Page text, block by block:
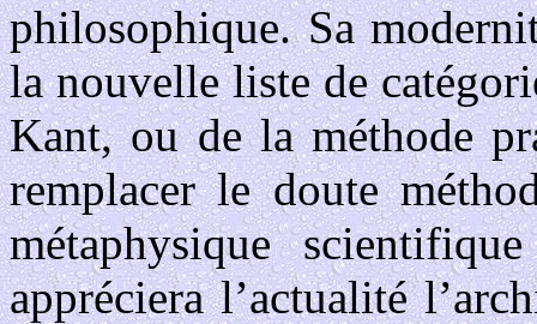
philosophique. Sa
la nouvelle liste de
Kant, ou de la méthode
remplacer le doute
métaphysique
appréciera l’actualité